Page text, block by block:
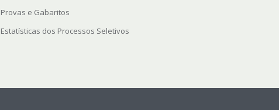
Provas e Gabaritos
Estatísticas dos Processos Seletivos